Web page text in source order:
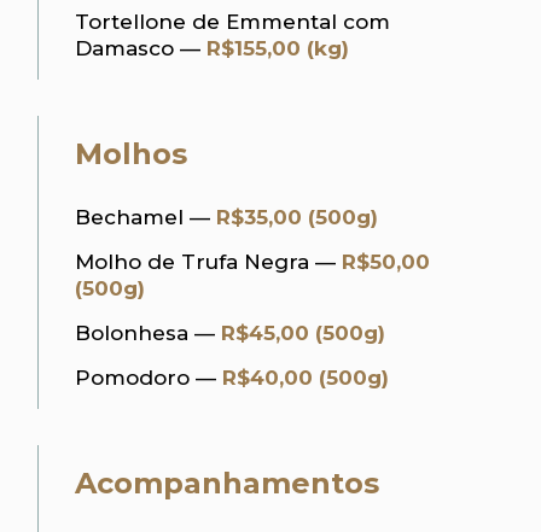
Tortellone de Emmental com
Damasco — R$155,00 (kg)
Molhos
Bechamel — R$35,00 (500g)
Molho de Trufa Negra — R$50,00
(500g)
Bolonhesa — R$45,00 (500g)
Pomodoro — R$40,00 (500g)
Acompanhamentos